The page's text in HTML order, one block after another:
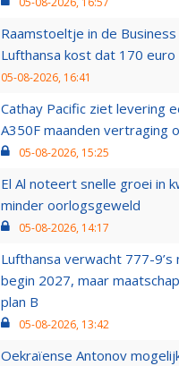
Raamstoeltje in de Business
Lufthansa kost dat 170
05-08-2026, 16:41
Cathay Pacific ziet levering
A350F maanden vertraging
05-08-2026, 15:25
El Al noteert snelle groei in
minder oorlogsgeweld
05-08-2026, 14:17
Lufthansa verwacht 777-
begin 2027, maar
plan B
05-08-2026, 13:42
Oekraïense Antonov